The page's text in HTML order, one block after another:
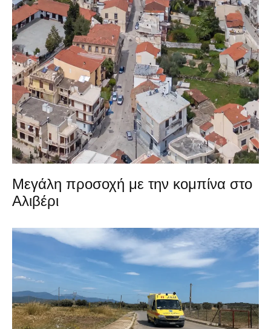
Μεγάλη προσοχή με την κομπίνα στο
Αλιβέρι